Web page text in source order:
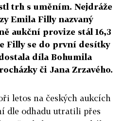
trh s uměním. Nejdráže
Emila Filly nazvaný
aukční provize stál 16,3
Filly se do první desítky
díla Bohumila
či Jana Zrzavého.
letos na českých aukcích
dle odhadu utratili přes